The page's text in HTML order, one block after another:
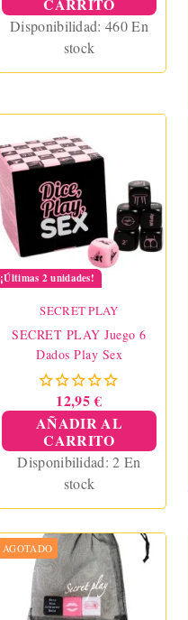
Disponibilidad: 460 En
stock
¡Últimas 2 unidades!
SECRET PLAY
SECRET PLAY Juego 6
Dados Play Sex
12,95 €
AÑADIR AL
CARRITO
Disponibilidad:2 En
stock
AGOTADO